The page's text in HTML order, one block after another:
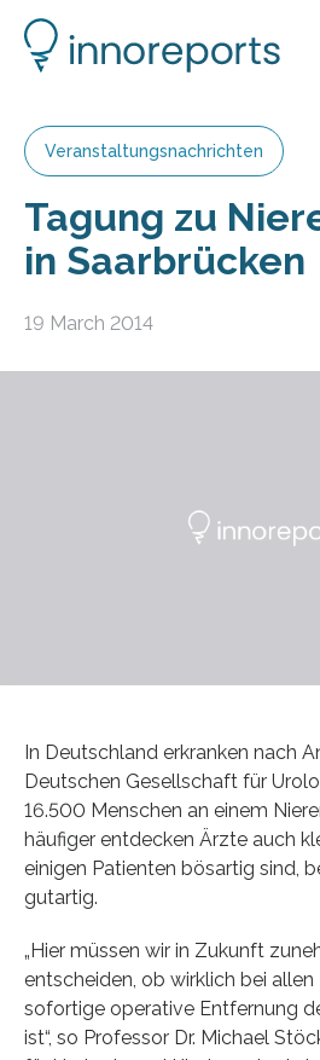
Veranstaltungsnachrichten
Tagung zu
in Saarbrücken
19 March 2014
In Deutschland erkranken nach
Deutschen Gesellschaft für
16.500 Menschen an einem
häufiger entdecken Ärzte auch
einigen Patienten bösartig sind,
gutartig.
„Hier müssen wir in Zukunft
entscheiden, ob wirklich bei
sofortige operative Entfernung
ist“, so Professor Dr. Michael